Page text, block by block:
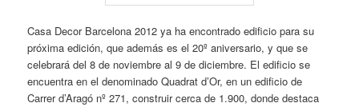
Casa Decor Barcelona 2012 ya ha encontrado edificio para su
próxima edición, que además es el 20º aniversario, y que se
celebrará del 8 de noviembre al 9 de diciembre. El edificio se
encuentra en el denominado Quadrat d’Or, en un edificio de
Carrer d’Aragó nº 271, construir cerca de 1.900, donde destaca